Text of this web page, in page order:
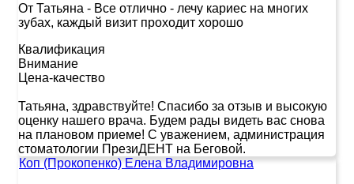
От Татьяна - Все отлично - лечу кариес на многих
зубах, каждый визит проходит хорошо
Квалификация
Внимание
Цена-качество
Татьяна, здравствуйте! Спасибо за отзыв и высокую
оценку нашего врача. Будем рады видеть вас снова
на плановом приеме! С уважением, администрация
стоматологии ПрезиДЕНТ на Беговой.
Коп (Прокопенко) Елена Владимировна